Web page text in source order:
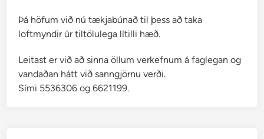
Þá höfum við nú tækjabúnað til þess að taka
loftmyndir úr tiltölulega lítilli hæð.
Leitast er við að sinna öllum verkefnum á faglegan og
vandaðan hátt við sanngjörnu verði.
Sími 5536306 og 6621199.